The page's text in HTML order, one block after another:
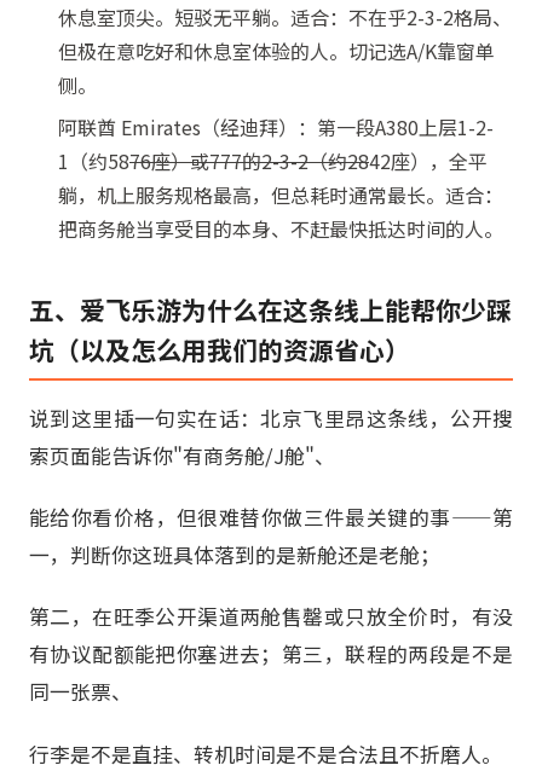
休息室顶尖。短驳无平躺。适合：不在乎2-3-2格局、
但极在意吃好和休息室体验的人。切记选A/K靠窗单
侧。
阿联酋 Emirates（经迪拜）：第一段A380上层1-2-
1（约5876座）或777的2-3-2（约2842座），全平
躺，机上服务规格最高，但总耗时通常最长。适合：
把商务舱当享受目的本身、不赶最快抵达时间的人。
五、爱飞乐游为什么在这条线上能帮你少踩
坑（以及怎么用我们的资源省心）
说到这里插一句实在话：北京飞里昂这条线，公开搜
索页面能告诉你"有商务舱/J舱"、
能给你看价格，但很难替你做三件最关键的事——第
一，判断你这班具体落到的是新舱还是老舱；
第二，在旺季公开渠道两舱售罄或只放全价时，有没
有协议配额能把你塞进去；第三，联程的两段是不是
同一张票、
行李是不是直挂、转机时间是不是合法且不折磨人。